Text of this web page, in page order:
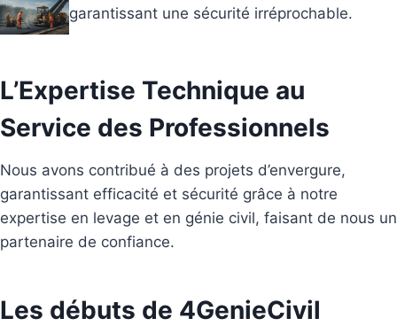
garantissant une sécurité irréprochable.
L’Expertise Technique au
Service des Professionnels
Nous avons contribué à des projets d’envergure,
garantissant efficacité et sécurité grâce à notre
expertise en levage et en génie civil, faisant de nous un
partenaire de confiance.
Les débuts de 4GenieCivil